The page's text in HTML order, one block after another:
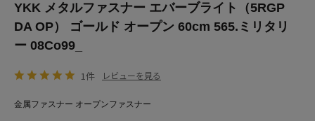
YKK メタルファスナー エバーブライト（5RGP
DA OP） ゴールド オープン 60cm 565.ミリタリ
ー 08Co99_
1件 レビューを見る
金属ファスナー オープンファスナー